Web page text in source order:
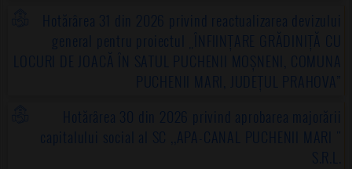
Hotărârea 31 din 2026 privind reactualizarea devizului
general pentru proiectul „ÎNFIINȚARE GRĂDINIȚĂ CU
LOCURI DE JOACĂ ÎN SATUL PUCHENII MOȘNENI, COMUNA
PUCHENII MARI, JUDEȚUL PRAHOVA”
Hotărârea 30 din 2026 privind aprobarea majorării
capitalului social al SC ,,APA-CANAL PUCHENII MARI "
S.R.L.